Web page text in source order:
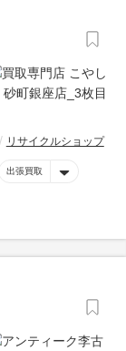
リサイクルショップ
出張買取